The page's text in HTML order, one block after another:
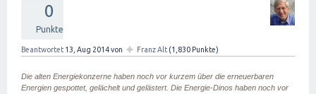
0
Punkte
Beantwortet 13, Aug 2014von ✦ Franz Alt (1,830 Punkte)
Die alten Energiekonzerne haben noch vor kurzem über die erneuerbaren
Energien gespottet, gelächelt und gelästert. Die Energie-Dinos haben noch vor